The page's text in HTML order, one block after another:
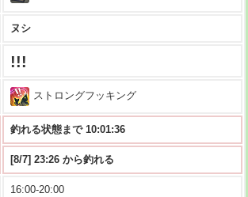
ヌシ
!!!
ストロングフッキング
釣れる状態まで 10:01:35
[8/7] 23:26 から釣れる
16:00-20:00